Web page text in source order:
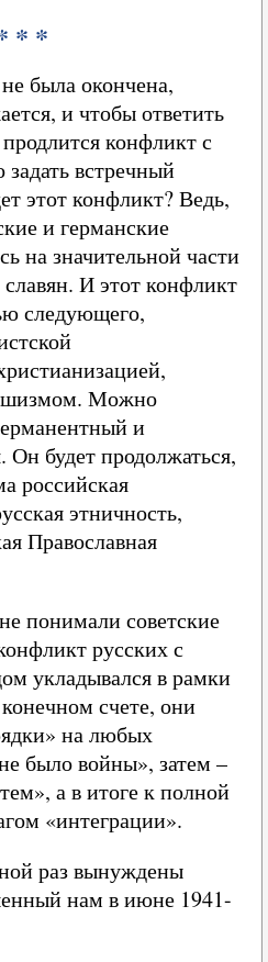
* *
была окончена,
и чтобы ответить
конфликт с
встречный
этот конфликт? Ведь,
и германские
на значительной части
И этот конфликт
следующего,
Можно
и
будет продолжаться,
российская
этничность,
Православная
понимали советские
русских с
укладывался в рамки
счете, они
на любых
было войны», затем –
а в итоге к полной
«интеграции».
раз вынуждены
нам в июне 1941-